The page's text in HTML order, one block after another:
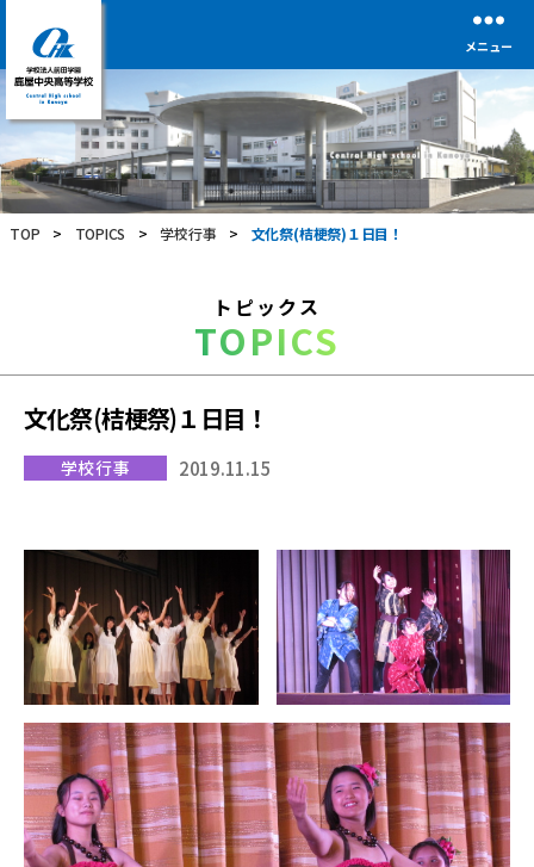
学
校
法
人
前
田
央
高
等
学
校
メニュー
TOP > TOPICS > 学校行事 > 文化祭(桔梗祭)１日目！
トピックス
TOPICS
文化祭(桔梗祭)１日目！
学校行事 2019.11.15